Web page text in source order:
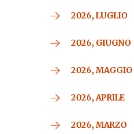
2026, LUGLIO
2026, GIUGNO
2026, MAGGIO
2026, APRILE
2026, MARZO